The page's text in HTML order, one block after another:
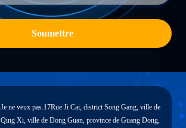
Soumettre
Je ne veux pas.17Rue Ji Cai, district Song Gang, ville de
Qing Xi, ville de Dong Guan, province de Guang Dong,